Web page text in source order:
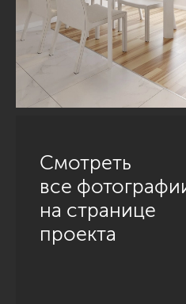
Смотреть
все
на странице
проекта